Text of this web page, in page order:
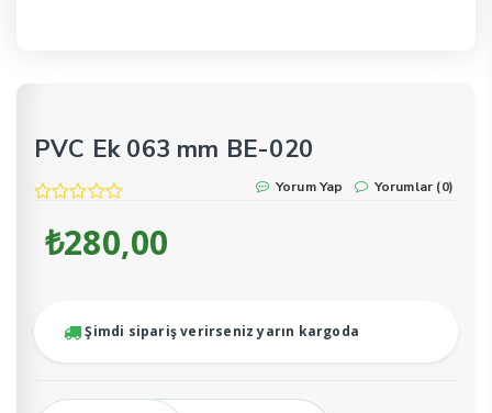
PVC Ek 063 mm BE-020
Yorum Yap Yorumlar (0)
₺280,00
Şimdi sipariş verirseniz yarın kargoda